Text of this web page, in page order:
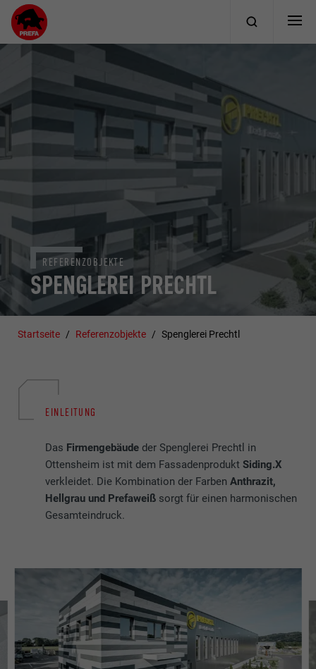
SPENGLEREI PRECHTL
REFERENZOBJEKTE
Startseite Referenzobjekte Spenglerei Prechtl
EINLEITUNG
Das Firmengebäude der Spenglerei Prechtl in
Ottensheim ist mit dem FassadenproduktSiding.X
verkleidet. Die Kombination der FarbenAnthrazit,
Hellgrau und Prefaweiß sorgt für einen harmonischen
Gesamteindruck.